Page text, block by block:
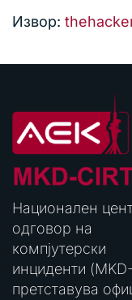
Извор:
Национален
одговор на
компјутерски
инциденти
претставува